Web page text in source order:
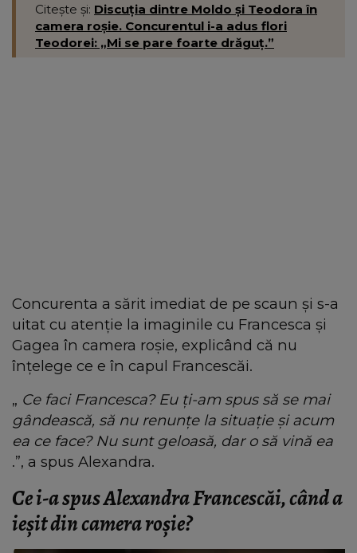
Citește și: Discuția dintre Moldo și Teodora în
camera roșie. Concurentul i-a adus flori
Teodorei: „Mi se pare foarte drăguț.”
Concurenta a sărit imediat de pe scaun și s-a
uitat cu atenție la imaginile cu Francesca și
Gagea în camera roșie, explicând că nu
înțelege ce e în capul Francescăi.
„ Ce faci Francesca? Eu ți-am spus să se mai
gândească, să nu renunțe la situație și acum
ea ce face? Nu sunt geloasă, dar o să vină ea
.”, a spus Alexandra.
Ce i-a spus Alexandra Francescăi, când a
ieșit din camera roșie?